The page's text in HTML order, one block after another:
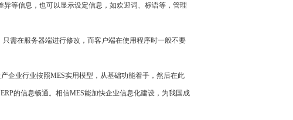
等信息，也可以显示设定信息，如欢迎词、标语等，管理
需在服务器端进行修改，而客户端在使用程序时一般不要
企业行业按照MES实用模型，从基础功能着手，然后在此
的信息畅通。相信MES能加快企业信息化建设，为我国成